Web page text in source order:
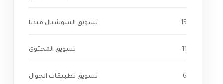
تسويق السوشيال ميديا 15
تسويق المحتوى 11
تسويق تطبيقات الجوال 6